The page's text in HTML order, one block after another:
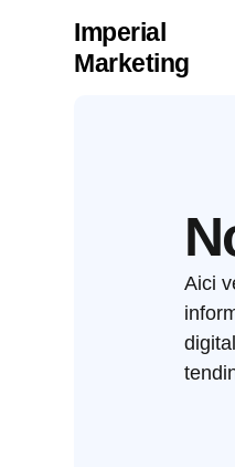
Imperial
Marketing
Aici